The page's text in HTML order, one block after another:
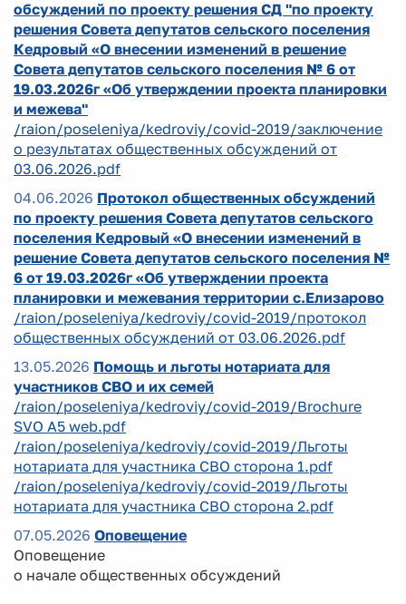
обсуждений по проекту решения СД "по проекту
решения Совета депутатов сельского поселения
Кедровый «О внесении изменений в решение
Совета депутатов сельского поселения № 6 от
19.03.2026г «Об утверждении проекта планировки
и межева"
/raion/poseleniya/kedroviy/covid-2019/заключение
о результатах общественных обсуждений от
03.06.2026.pdf
04.06.2026 Протокол общественных обсуждений
по проекту решения Совета депутатов сельского
поселения Кедровый «О внесении изменений в
решение Совета депутатов сельского поселения №
6 от 19.03.2026г «Об утверждении проекта
планировки и межевания территории с.Елизарово
/raion/poseleniya/kedroviy/covid-2019/протокол
общественных обсуждений от 03.06.2026.pdf
13.05.2026 Помощь и льготы нотариата для
участников СВО и их семей
/raion/poseleniya/kedroviy/covid-2019/Brochure
SVO A5 web.pdf
/raion/poseleniya/kedroviy/covid-2019/Льготы
нотариата для участника СВО сторона 1.pdf
/raion/poseleniya/kedroviy/covid-2019/Льготы
нотариата для участника СВО сторона 2.pdf
07.05.2026 Оповещение
Оповещение
о начале общественных обсуждений